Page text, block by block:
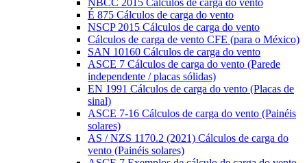
NBCC 2015 Cálculos de carga do vento
É 875 Cálculos de carga do vento
NSCP 2015 Cálculos de carga do vento
Cálculos de carga de vento CFE (para o México)
SAN 10160 Cálculos de carga do vento
ASCE 7 Cálculos de carga do vento (Parede
independente / placas sólidas)
EN 1991 Cálculos de carga do vento (Placas de
sinal)
ASCE 7-16 Cálculos de carga do vento (Painéis
solares)
AS / NZS 1170.2 (2021) Cálculos de carga do
vento (Painéis solares)